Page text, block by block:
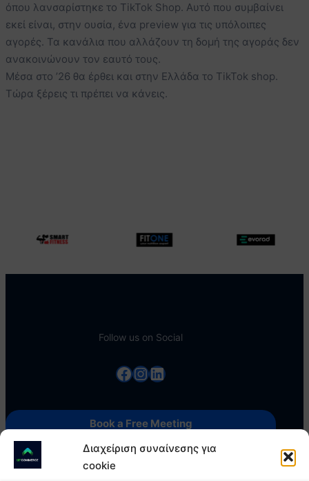
Διαχείριση συναίνεσης για
cookie
όπου λανσαρίστηκε το TikTok Shop. Αυτό που συμβαίνει
εκεί είναι, στην ουσία, ένα preview για τις υπόλοιπες
αγορές. Τα κανάλια που αλλάζουν τη δομή της αγοράς δεν
ανακοινώνουν τον εαυτό τους.
Μέσα στο ’26 θα έρθει και στην Ελλάδα το TikTok shop.
Τώρα ξέρεις τι πρέπει να κάνεις.
Follow us on Social
Facebook InstagramLinkedin
Book a Free Meeting
Contact us